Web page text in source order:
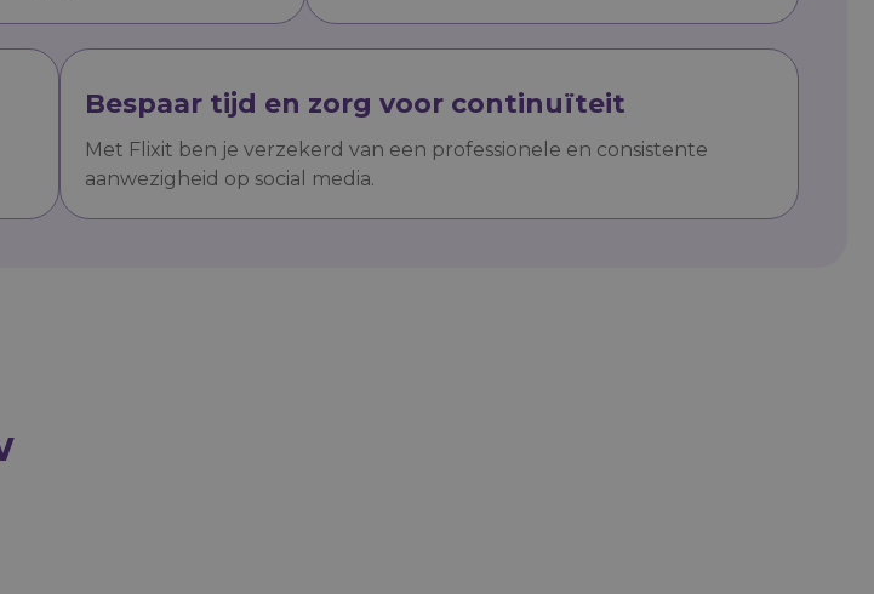
Bespaar tijd en zorg voor continuïteit
Met Flixit ben je verzekerd van een professionele en consistente
aanwezigheid op social media.